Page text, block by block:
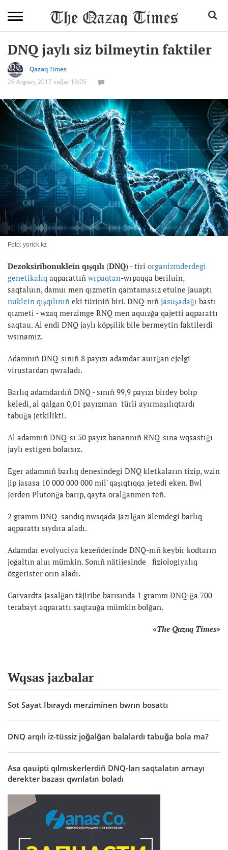
DNQ jaylı siz bilmeytin faktiler
Qazaq Times
28 Aqpan, 2017 sağat 19:05
Foto: yorick.kz
Dezoksiribonuklein qışqılı (DNQ) - tiri organizmderdegi
genetikalıq aqparattıñ wrpaqtan-wrpaqqa beriluin,
saqtaluın, damuı men qızmetin qamtamasız etuine jauaptı
nuklein qışqılınıñ eki türiniñ biri. DNQ-nıñ jasuşadağı bastı
qızmeti - wzaq merzimge RNQ men aquızğa qajetti aqparattı
saqtau. Al endi DNQ jaylı köpşilik bile bermeytin faktilerdi
wsınamız.
Adamnıñ DNQ-sınıñ 8 payızı adamdar auırğan ejelgi
virustardan qwraladı.
Barlıq adamdardıñ DNQ - sınıñ 99,9 payızı birdey bolıp
keledi, al qalğan 0,01 payızınan türli ayırmaşılıqtardı
tabuğa jetkilikti.
Al adamnıñ DNQ-sı 50 payız banannıñ RNQ-sına wqsastığı
jaylı estigen bolarsız.
Eger adamnıñ barlıq denesindegi DNQ kletkaların tizip, wzin
jip jasasa 10 000 000 000 mil' qaşıqtıqqa jetedi eken. Bwl
Jerden Plutonğa barıp, qayta oralğanmen teñ.
2 gramm DNQ sandıq nwsqada jazılğan älemdegi barlıq
aqparattı sıydıra aladı.
Adamdar evolyuciya kezeñderinde DNQ-nıñ keybir kodtarın
joğaltın aluı mümkin. Sonıñ nätijesinde fiziologiyalıq
özgerister orın aladı.
Garvardta jasalğan täjiribe barısında 1 gramm DNQ-ğa 700
terabayt aqparattı saqtauğa mümkin bolğan.
«The Qazaq Times»
Wqsas jazbalar
Sot Sayat Ibıraydı merziminen bwrın bosattı
DNQ arqılı iz-tüssiz joğalğan balalardı tabuğa bola ma?
Asa qauipti qılmıskerlerdiñ DNQ-ları saqtalatın arnayı
derekter bazası qwrılatın boladı